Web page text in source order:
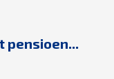
pensioen...